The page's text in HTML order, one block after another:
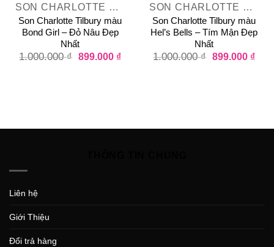
SON CHARLOTTE TILBURY
Son Charlotte Tilbury màu
Bond Girl – Đỏ Nâu Đẹp
Nhất
1.000.000₫ 899.000 ₫
SON CHARLOTTE TILBURY HOT LIPS
Son Charlotte Tilbury màu
Hel’s Bells – Tím Mận Đẹp
Nhất
1.000.000₫ 899.000 ₫
Liên hệ
Giới Thiệu
Đổi trả hàng